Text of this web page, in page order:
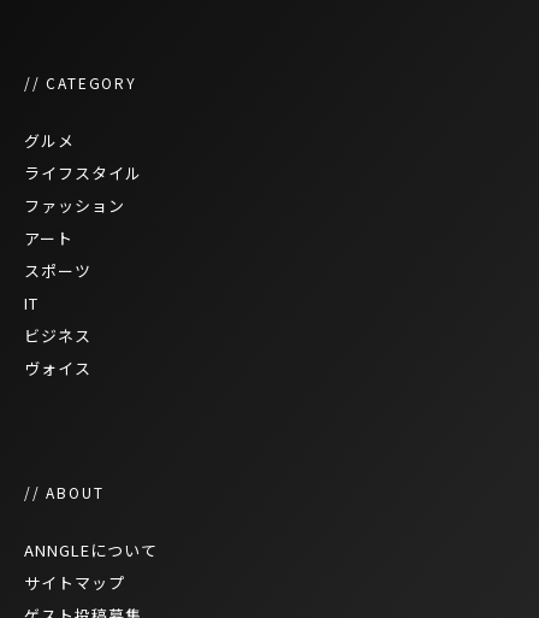
// CATEGORY
グルメ
ライフスタイル
ファッション
アート
スポーツ
IT
ビジネス
ヴォイス
// ABOUT
ANNGLEについて
サイトマップ